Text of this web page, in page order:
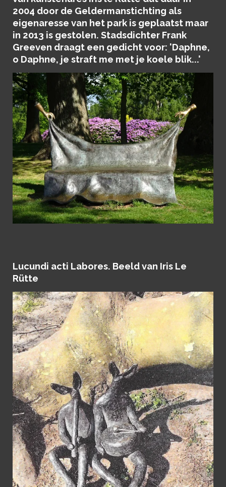
2004 door de Geldermanstichting als
eigenaresse van het park is geplaatst maar
in 2013 is gestolen. Stadsdichter Frank
Greeven draagt een gedicht voor: 'Daphne,
o Daphne, je straft me met je koele blik...'
Lucundi acti Labores. Beeld van Iris Le
Rütte